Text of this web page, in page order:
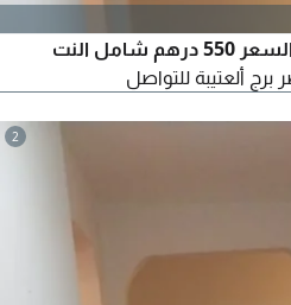
متاح سرير للإيجار عرض اليوم السعر 550 درهم شامل النت
برج ألعتيبة للتواصل
2